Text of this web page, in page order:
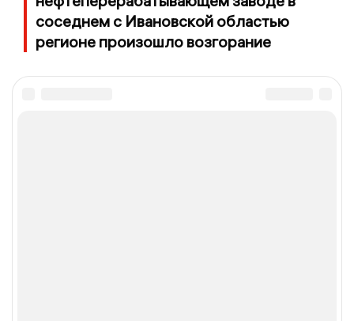
соседнем с Ивановской областью
регионе произошло возгорание